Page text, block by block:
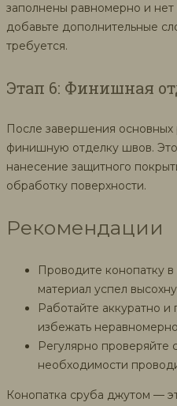
заполнены равномерно и
добавьте дополнительные
требуется.
Этап 6: Финишная
После завершения
финишную отделку швов.
нанесение защитного
обработку поверхности.
Рекомендации
Проводите конопатку
материал успел
Работайте аккуратно
избежать
Регулярно проверяйте
необходимости
Конопатка сруба джутом —